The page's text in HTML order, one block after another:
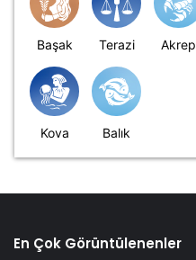
Başak Terazi Akrep
Kova Balık
En Çok Görüntülenenler